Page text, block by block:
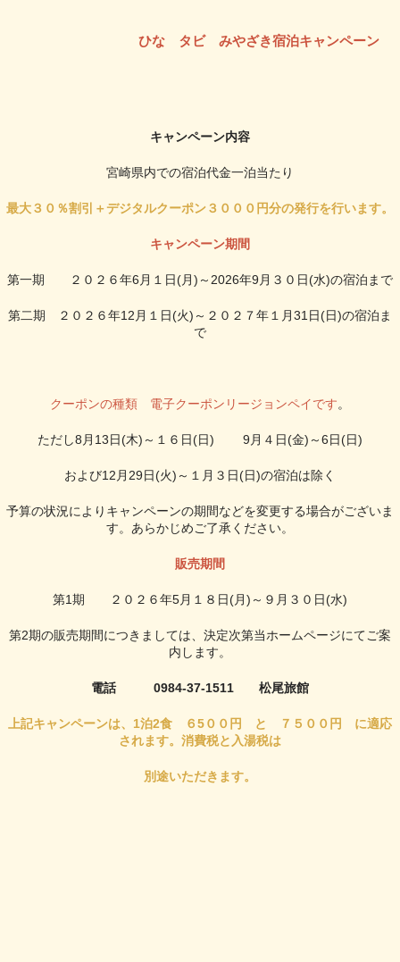
ひな タビ みやざき宿泊キャンペーン
キャンペーン内容
宮崎県内での宿泊代金一泊当たり
最大３０％割引＋デジタルクーポン３０００円分の発行を行います。
キャンペーン期間
第一期 ２０２６年6月１日(月)～2026年9月３０日(水)の宿泊まで
第二期 ２０２６年12月１日(火)～２０２７年１月31日(日)の宿泊ま
で
クーポンの種類 電子クーポンリージョンペイです。
ただし8月13日(木)～１６日(日) 9月４日(金)～6日(日)
および12月29日(火)～１月３日(日)の宿泊は除く
予算の状況によりキャンペーンの期間などを変更する場合がございま
す。あらかじめご了承ください。
販売期間
第1期 ２０２６年5月１８日(月)～９月３０日(水)
第2期の販売期間につきましては、決定次第当ホームページにてご案
内します。
電話 0984-37-1511 松尾旅館
上記キャンペーンは、1泊2食 ６5００円 と ７５００円 に適応
されます。消費税と入湯税は
別途いただきます。